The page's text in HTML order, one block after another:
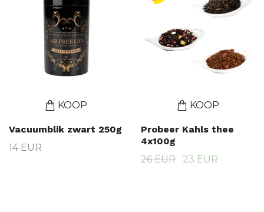
KOOP
Vacuumblik zwart 250g
14 EUR
KOOP
Probeer Kahls thee
4x100g
26 EUR
23 EUR